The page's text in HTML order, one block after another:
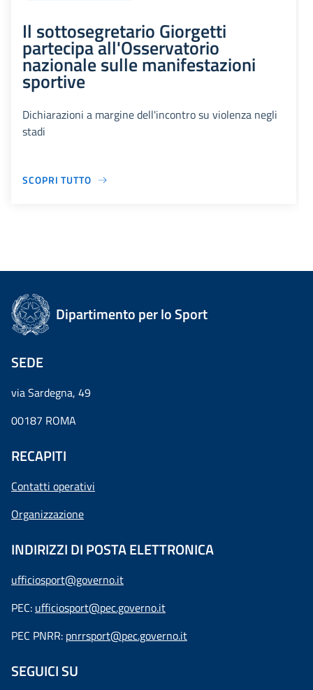
Il sottosegretario Giorgetti
partecipa all'Osservatorio
nazionale sulle manifestazioni
sportive
Dichiarazioni a margine dell'incontro su violenza negli
stadi
SCOPRI TUTTO
Dipartimento per lo Sport
SEDE
via Sardegna, 49
00187 ROMA
RECAPITI
Contatti operativi
Organizzazione
INDIRIZZI DI POSTA ELETTRONICA
ufficiosport@governo.it
PEC: ufficiosport@pec.governo.it
PEC PNRR: pnrrsport@pec.governo.it
SEGUICI SU